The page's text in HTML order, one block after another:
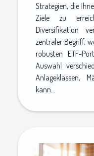
Strategien, die
Ziele zu
Diversifikation
zentraler Begriff,
robusten ETF-
Auswahl
Anlageklassen,
kann...